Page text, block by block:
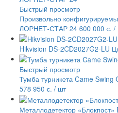
Быстрый просмотр
Произвольно
ЛОРНЕТ-СТАР 24 600 000 с. /
Hikvision DS-2CD2027G2-LU
Быстрый просмотр
Тумба турникета Came
578 950 с. / шт
Металлодетектор «Блокпост»